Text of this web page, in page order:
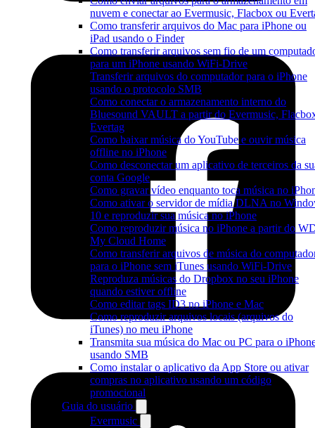
nuvem e conectar ao Evermusic, Flacbox ou
Como transferir arquivos do Mac para iPhone ou
iPad usando o Finder
Como transferir arquivos sem fio de um
para um iPhone usando WiFi-Drive
Transferir arquivos do computador para o iPhone
usando o protocolo SMB
Como conectar o armazenamento interno do
Bluesound VAULT a partir do Evermusic,
Evertag
Como baixar música do YouTube e ouvir música
offline no iPhone
Como desconectar um aplicativo de terceiros da
conta Google
Como gravar vídeo enquanto toca música no
Como ativar o servidor de mídia DLNA no
10 e reproduzir sua música no iPhone
Como reproduzir música no iPhone a partir do
My Cloud Home
Como transferir arquivos de música do
para o iPhone sem iTunes usando WiFi-Drive
Reproduza músicas do Dropbox no seu iPhone
quando estiver offline
Como editar tags ID3 no iPhone e Mac
Como reproduzir arquivos locais (arquivos do
iTunes) no meu iPhone
Transmita sua música do Mac ou PC para o
usando SMB
Como instalar o aplicativo da App Store ou ativar
compras no aplicativo usando um código
promocional
Guia do usuário
Evermusic